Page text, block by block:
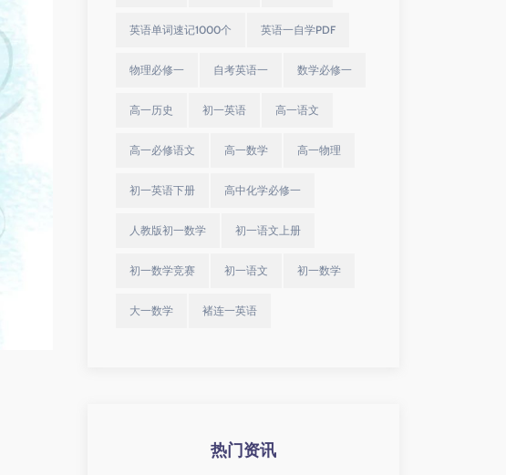
英语单词速记1000个 英语一自学PDF
物理必修一 自考英语一 数学必修一
高一历史 初一英语 高一语文
高一必修语文 高一数学 高一物理
初一英语下册 高中化学必修一
人教版初一数学 初一语文上册
初一数学竞赛 初一语文 初一数学
大一数学 褚连一英语
热门资讯